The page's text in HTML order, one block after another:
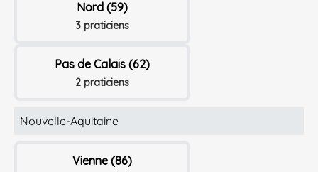
Nord (59)
3 praticiens
Pas de Calais (62)
2 praticiens
Nouvelle-Aquitaine
Vienne (86)